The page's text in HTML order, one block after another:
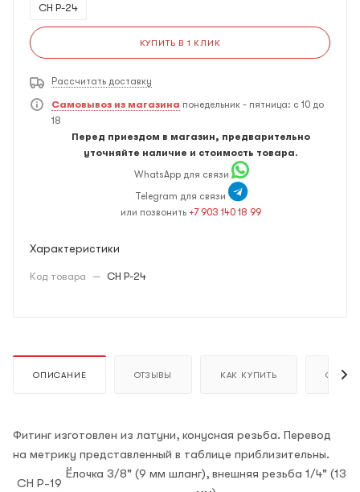
CH P-24
КУПИТЬ В 1 КЛИК
Рассчитать доставку
Самовывоз из магазина понедельник - пятница: с 10 до
18
Перед приездом в магазин, предварительно
уточняйте наличие и стоимость товара.
WhatsApp для связи
Telegram для связи
или позвонить +7 903 140 18 99
Характеристики
Код товара — CH P-24
ОПИСАНИЕ ОТЗЫВЫ КАК КУПИТЬ ОПЛАТА
Фитинг изготовлен из латуни, конусная резьба. Перевод
на метрику представленный в таблице приблизительны.
CH P-19
Ёлочка 3/8" (9 мм шланг), внешняя резьба 1/4" (13